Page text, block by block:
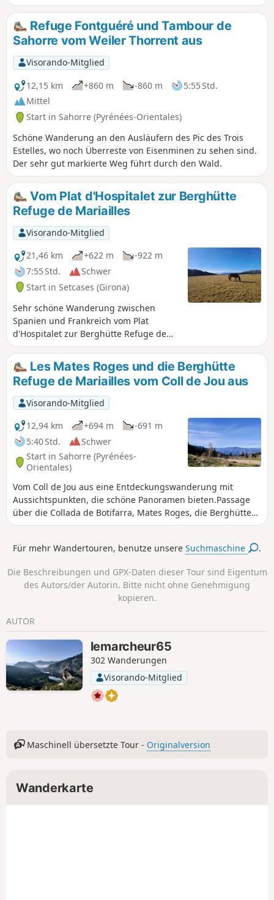
Refuge Fontguéré und Tambour de
Sahorre vom Weiler Thorrent aus
Visorando-Mitglied
12,15 km
+860 m -860 m
5:55 Std.
Mittel
Start in Sahorre (Pyrénées-Orientales)
Schöne Wanderung an den Ausläufern des Pic des Trois
Estelles, wo noch Überreste von Eisenminen zu sehen sind.
Der sehr gut markierte Weg führt durch den Wald.
Vom Plat d'Hospitalet zur Berghütte
Refuge de Mariailles
Visorando-Mitglied
21,46 km
+622 m
-922 m
7:55 Std.
Schwer
Start in Setcases (Girona)
Sehr schöne Wanderung zwischen
Spanien und Frankreich vom Plat
d'Hospitalet zur Berghütte Refuge de
Mariailles am Fuße des Canigou. Die
Strecke ist abwechslungsreich und
bietet beim Überqueren der Pässe
herrliche Ausblicke.
Les Mates Roges und die Berghütte
Refuge de Mariailles vom Coll de Jou aus
Visorando-Mitglied
12,94 km
+694 m
-691 m
5:40 Std.
Schwer
Start in Sahorre (Pyrénées-
Orientales)
Vom Coll de Jou aus eine Entdeckungswanderung mit
Aussichtspunkten, die schöne Panoramen bieten.Passage
über die Collada de Botifarra, Mates Roges, die Berghütte
von Mariailles, den Coll del Cavall Mort und den Coll de
Mariailles zu gelangen, um dort eventuell zu
Schwierigkeit dar, abgesehen vom starken Gefälle zwischen
den Punkten (2), (3) und (4).
Für mehr Wandertouren, benutze unsereSuchmaschine .
Die Beschreibungen und GPX-Daten dieser Tour sind Eigentum
des Autors/der Autorin. Bitte nicht ohne Genehmigung
kopieren.
AUTOR
lemarcheur65
302 Wanderungen
Visorando-Mitglied
Maschinell übersetzte Tour - Originalversion
Wanderkarte